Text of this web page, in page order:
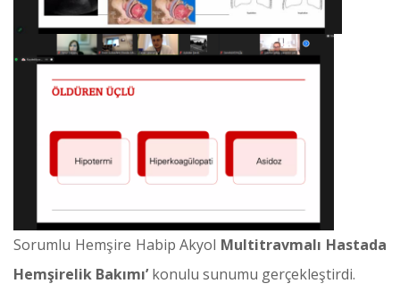
Sorumlu Hemşire Habip Akyol Multitravmalı Hastada
Hemşirelik Bakımı’konulu sunumu gerçekleştirdi.